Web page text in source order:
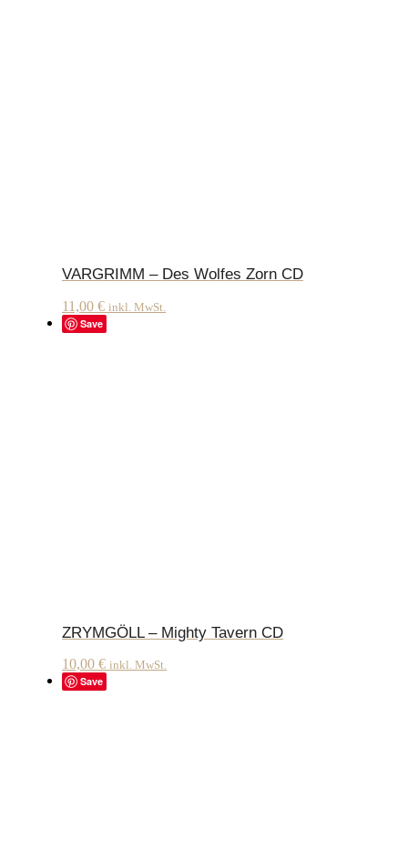
VARGRIMM – Des Wolfes Zorn CD
11,00 € inkl. MwSt.
Save
ZRYMGÖLL – Mighty Tavern CD
10,00 € inkl. MwSt.
Save